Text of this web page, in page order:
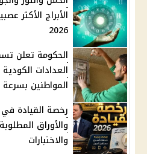
الأبراج الأكثر
2026
الحكومة تعلن
العدادات
المواطنين بسرعة
والأوراق
والاختبارات